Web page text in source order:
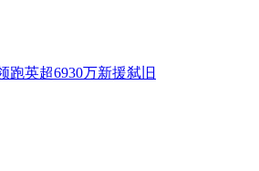
跑英超6930万新援弑旧